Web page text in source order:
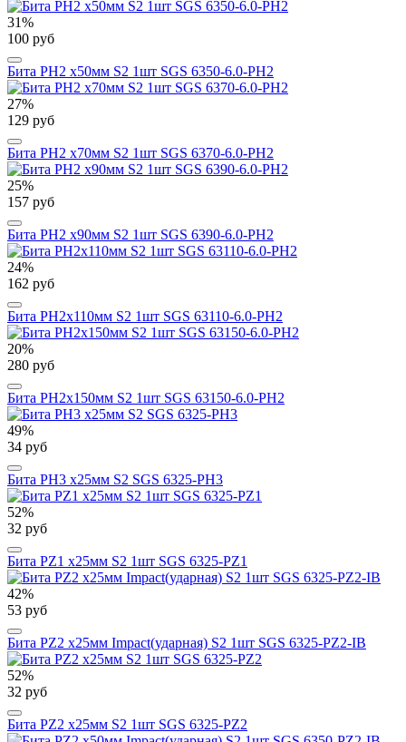
31%
100 руб
Бита PH2 х50мм S2 1шт SGS 6350-6.0-PH2
27%
129 руб
Бита PH2 х70мм S2 1шт SGS 6370-6.0-PH2
25%
157 руб
Бита PH2 х90мм S2 1шт SGS 6390-6.0-PH2
24%
162 руб
Бита PH2х110мм S2 1шт SGS 63110-6.0-PH2
20%
280 руб
Бита PH2х150мм S2 1шт SGS 63150-6.0-PH2
49%
34 руб
Бита PH3 х25мм S2 SGS 6325-PH3
52%
32 руб
Бита PZ1 х25мм S2 1шт SGS 6325-PZ1
42%
53 руб
Бита PZ2 х25мм Impact(ударная) S2 1шт SGS 6325-PZ2-IB
52%
32 руб
Бита PZ2 х25мм S2 1шт SGS 6325-PZ2